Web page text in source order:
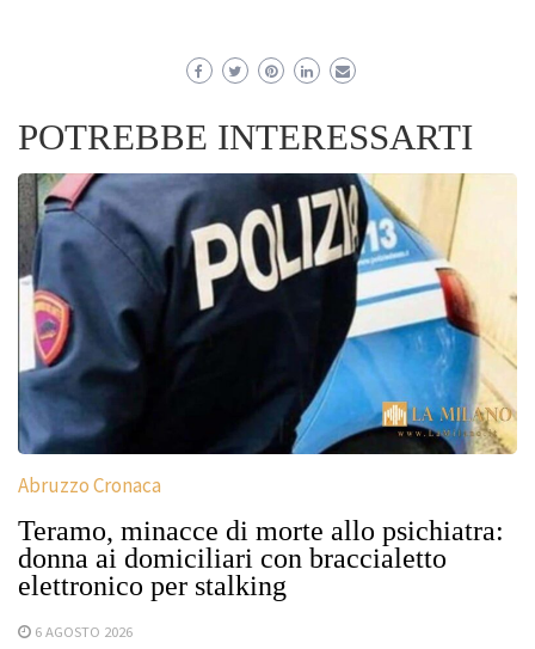
POTREBBE INTERESSARTI
Abruzzo Cronaca
Teramo, minacce di morte allo psichiatra:
donna ai domiciliari con braccialetto
elettronico per stalking
6 AGOSTO 2026